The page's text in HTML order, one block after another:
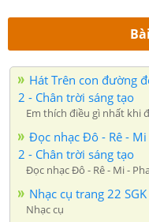
Hát Trên con đường
2 - Chân trời sáng tạo
Em thích điều gì nhất khi
Đọc nhạc Đô - Rê - Mi
2 - Chân trời sáng tạo
Đọc nhạc Đô - Rê - Mi -
Nhạc cụ trang 22
Nhạc cụ